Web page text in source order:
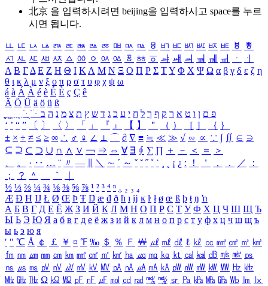
北京 을 입력하시려면 beijing을 입력하시고 space를 누르
시면 됩니다.
ㅥ ㅦ ㅧ ㅨ ㅩ ㅪ ㅫ ㅬ ㅭ ㅮ ㅯ ㅰ ㅱ ㅲ ㅳ ㅴ ㅵ ㅶ ㅷ ㅸ
ㅹ
ㅺ ㅻ ㅼ ㅽ ㅾ ㅿ ㆀ ㆁ ㆂ ㆃ ㆄ ㆅ ㆆ ㆇ ㆈ ㆉ ㆊ ㆋ ㆌ ㆍ
ㆎ
Α Β ΓΔ Ε Ζ Η Θ Ι ΚΛ Μ Ν Ξ Ο Π Ρ Σ ΤΥ Φ Χ Ψ Ω α β γ δ ε ζ η
θ ι κ λ μ ν ξ ο π ρ σ τ υ φ χ ψ ω
á à Á À é è É È ç Ç ê
Ä Ö Ü ä ö ü ß
ִֶֹ ֻּ ׁׂ פ ם ן ו ט א ר ק ף ך ל ח י ע כ ג ד ש ץ ת צ מ נ ה ב
‘ ’ “ ” 〔 〕 〈 〉 「 」 『 』 【 】 ＂ （ ） ［ ］ ｛ ｝
± × ÷ ≠ ≤ ≥ ∞ ∴ ♂ ♀ ∠ ⊥ ⌒ ∂ ∇ ≡ ≒ ≪ ≫ √ ∽ ∝ ∵ ∫ ∬ ∈ ∋
⊆ ⊇ ⊂ ⊃ ∪ ∩ ∧ ∨ ￢ ⇒ ⇔ ∀ ∃ ∮ ∑ ∏ ＋ － ＜ ＝
＞
、
。 · ‥ … ¨ 〃 ― ＼ ∼ ´ ～ ˇ ˘ ˝ ˚ ˙ ¸ ¡ ¿ ː ！ ＇ ， ． ／
：
；
？ ＾ ｀
½ ⅓ ⅔ ¼ ¾ ⅛ ⅜ ⅝ ⅞ ¹ ² ³ ⁴ ⁿ ₁ ₂ ₃ ₄
Æ Ð Ħ Ĳ Ł Ø Œ Þ Ŧ Ŋ æ đ ð ħ ı ĳ ĸ ŀ ł ø œ ß þ ŧ ŋ ŉ
А Б В Г Д Е Ё Ж З И Й К Л М Н О П Р С Т У Ф Х Ц Ч Ш Щ Ъ
Ы Ь Э Ю Я а б в г д е ё ж з и й к л м н о п р с т у ф х ц ч ш щ ъ
ы ь э ю я
′ ″ ℃ Å ￠ ￡ ￥ ¤ ℉ ‰ ＄ ％ Ｆ ￦ ㎕ ㎖ ㎗ ℓ ㎘ ㏄ ㎣ ㎤ ㎥ ㎦
㎙ ㎚ ㎛ ㎜ ㎝ ㎞ ㎟ ㎠ ㎡ ㎢ ㏊ ㎍ ㎎ ㎏ ㏏ ㎈ ㎉ ㏈ ㎧ ㎨ ㎰
㎱ ㎲ ㎳ ㎴ ㎵ ㎶ ㎷ ㎸ ㎹ ㎀ ㎁ ㎂ ㎃ ㎄ ㎺ ㎻ ㎽ ㎾ ㎿ ㎐ ㎑
㎒ ㎓ ㎔ Ω ㏀ ㏁ ㎊ ㎋ ㎌ ㏖ ㏅ ㎭ ㎮ ㎯ ㏛ ㎩ ㎪ ㎫ ㎬ ㏝ ㏐
㏓